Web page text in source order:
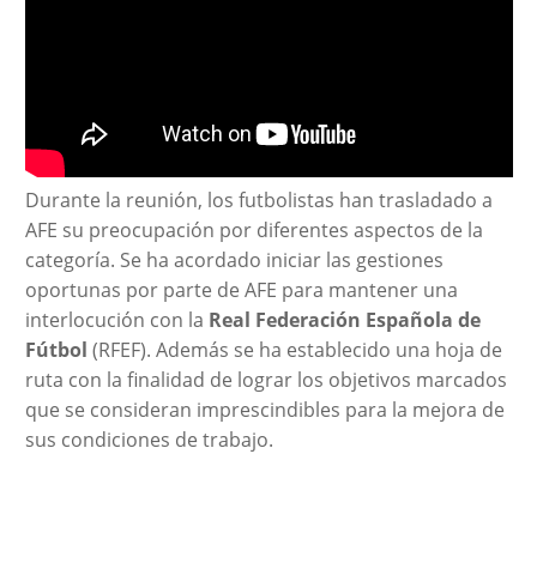
Durante la reunión, los futbolistas han trasladado a
AFE su preocupación por diferentes aspectos de la
categoría. Se ha acordado iniciar las gestiones
oportunas por parte de AFE para mantener una
interlocución con la Real Federación Española de
Fútbol (RFEF). Además se ha establecido una hoja de
ruta con la finalidad de lograr los objetivos marcados
que se consideran imprescindibles para la mejora de
sus condiciones de trabajo.